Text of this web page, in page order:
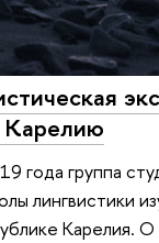
года группа
лингвистики
Карелия.